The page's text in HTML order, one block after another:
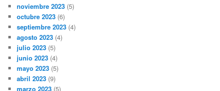
noviembre 2023 (5)
octubre 2023 (6)
septiembre 2023 (4)
agosto 2023 (4)
julio 2023 (5)
junio 2023 (4)
mayo 2023 (5)
abril 2023 (9)
marzo 2023 (5)